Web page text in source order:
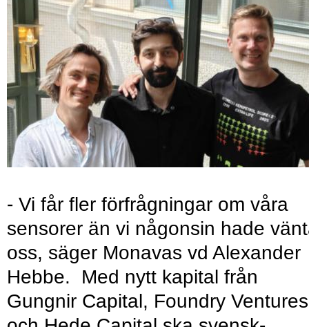
- Vi får fler förfrågningar om våra
sensorer än vi någonsin hade
oss, säger Monavas vd Alexander
Hebbe. Med nytt kapital från
Gungnir Capital, Foundry Ventures